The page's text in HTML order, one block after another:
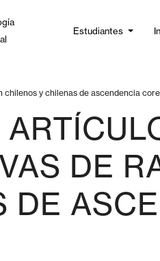
Estudiantes
y chilenas de ascendencia
DE
DE